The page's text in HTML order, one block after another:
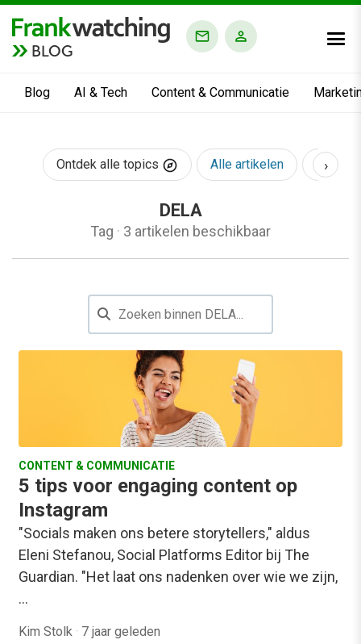
BLOG
Blog AI & Tech Content & Communicatie
Ontdek alle topics Alle artikelen AI &
›
DELA
Tag · 3 artikelen beschikbaar
CONTENT & COMMUNICATIE
5 tips voor engaging content op
Instagram
"Socials maken ons betere storytellers," aldus
Eleni Stefanou, Social Platforms Editor bij The
Guardian. "Het laat ons nadenken over wie we zijn,
…
Kim Stolk · 7 jaar geleden